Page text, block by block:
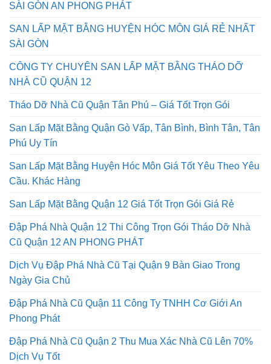
SÀI GÒN AN PHONG PHÁT
SAN LẤP MẶT BẰNG HUYỆN HÓC MÔN GIÁ RẺ NHẤT
SÀI GÒN
CÔNG TY CHUYÊN SAN LẤP MẶT BẰNG THÁO DỠ
NHÀ CŨ QUẬN 12
Tháo Dỡ Nhà Cũ Quận Tân Phú – Giá Tốt Trọn Gói
San Lấp Mặt Bằng Quận Gò Vấp, Tân Bình, Bình Tân, Tân
Phú Uy Tín
San Lấp Mặt Bằng Huyện Hóc Môn Giá Tốt Yêu Theo Yêu
Cầu. Khác Hàng
San Lấp Mặt Bằng Quận 12 Giá Tốt Trọn Gói Giá Rẻ
Đập Phá Nhà Quận 12 Thi Công Trọn Gói Tháo Dỡ Nhà
Cũ Quận 12 AN PHONG PHÁT
Dịch Vụ Đập Phá Nhà Cũ Tại Quận 9 Bàn Giao Trong
Ngày Gia Chủ
Đập Phá Nhà Cũ Quận 11 Công Ty TNHH Cơ Giới An
Phong Phát
Đập Phá Nhà Cũ Quận 2 Thu Mua Xác Nhà Cũ Lên 70%
Dịch Vụ Tốt